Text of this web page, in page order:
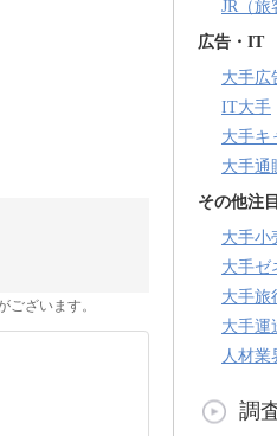
ざいます。
JR（旅
広告・IT
大手広
IT大手
大手キ
大手通
その他注
大手小
大手ゼ
大手旅
大手運
人材業
調